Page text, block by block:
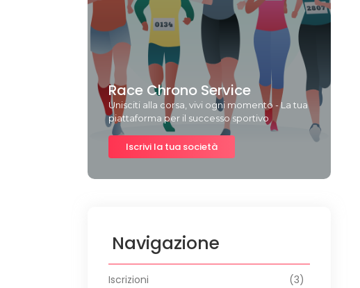
Race Chrono Service
Unisciti alla corsa, vivi ogni momento - La tua
piattaforma per il successo sportivo
Iscrivi la tua società
Navigazione
Iscrizioni (3)